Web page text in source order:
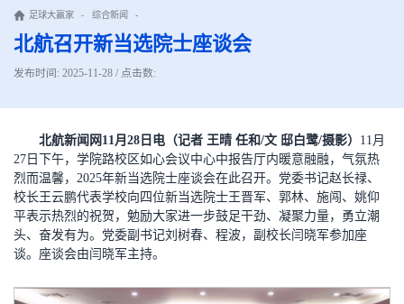
足球大赢家 - 综合新闻 -
北航召开新当选院士座谈会
发布时间: 2025-11-28 / 点击数:
北航新闻网11月28日电（记者 王晴 任和/文 邸白鹭/摄影） 11月
27日下午，学院路校区如心会议中心中报告厅内暖意融融，气氛热
烈而温馨，2025年新当选院士座谈会在此召开。党委书记赵长禄、
校长王云鹏代表学校向四位新当选院士王晋军、郭林、施闯、姚仰
平表示热烈的祝贺，勉励大家进一步鼓足干劲、凝聚力量，勇立潮
头、奋发有为。党委副书记刘树春、程波，副校长闫晓军参加座
谈。座谈会由闫晓军主持。